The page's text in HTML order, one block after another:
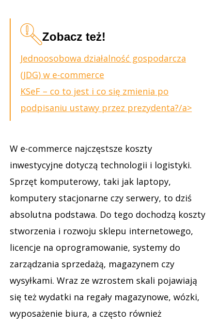
Zobacz też!
Jednoosobowa działalność gospodarcza
(JDG) w e-commerce
KSeF – co to jest i co się zmienia po
podpisaniu ustawy przez prezydenta?/a>
W e-commerce najczęstsze koszty
inwestycyjne dotyczą technologii i logistyki.
Sprzęt komputerowy, taki jak laptopy,
komputery stacjonarne czy serwery, to dziś
absolutna podstawa. Do tego dochodzą koszty
stworzenia i rozwoju sklepu internetowego,
licencje na oprogramowanie, systemy do
zarządzania sprzedażą, magazynem czy
wysyłkami. Wraz ze wzrostem skali pojawiają
się też wydatki na regały magazynowe, wózki,
wyposażenie biura, a często również